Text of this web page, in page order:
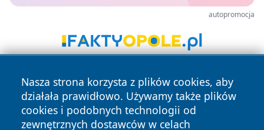
autopromocja
Nasza strona korzysta z plików cookies, aby
działała prawidłowo. Używamy także plików
cookies i podobnych technologii od
zewnętrznych dostawców w celach